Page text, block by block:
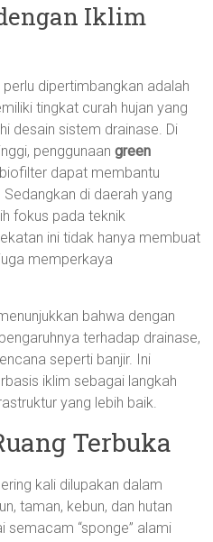
Iklim
dipertimbangkan adalah
tingkat curah hujan yang
desain sistem drainase. Di
penggunaangreen
dapat membantu
di daerah yang
fokus pada teknik
ini tidak hanya membuat
memperkaya
bahwa dengan
terhadap drainase,
seperti banjir. Ini
iklim sebagai langkah
yang lebih baik.
Terbuka
kali dilupakan dalam
taman, kebun, dan hutan
“sponge” alami